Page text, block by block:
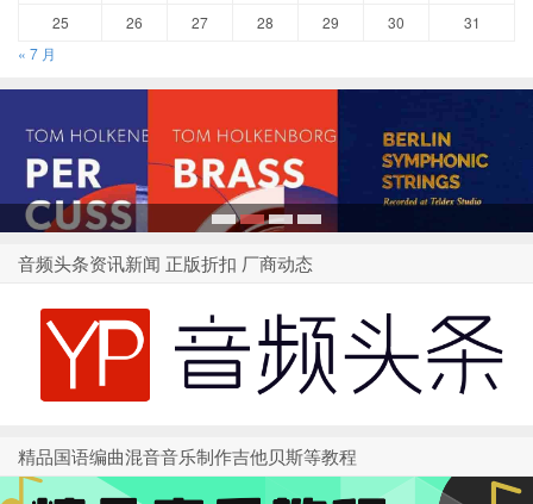
25
26 27 28 29 30
31
« 7 月
音频头条资讯新闻 正版折扣 厂商动态
精品国语编曲混音音乐制作吉他贝斯等教程